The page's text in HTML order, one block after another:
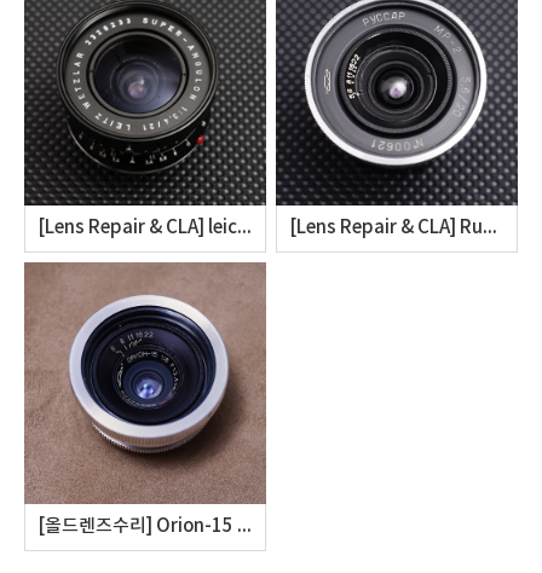
[Lens Repair & CLA] leica super-angulon M 21mm f3.4 / Schneider SA 21mm F3.5 Disassembly (슈퍼앙굴론의 헤이즈 클리닝) [Lens Repair & CLA] Russar MR-2 20mm F5.6의 분해 수리.
[올드렌즈수리] Orion-15 28mm f6 repair.